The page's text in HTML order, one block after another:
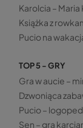
Karolcia – Maria
Książka z
Pucio na
TOP 5 - GRY
Gra w aucie –
Dzwoniąca
Pucio –
Sen – gra